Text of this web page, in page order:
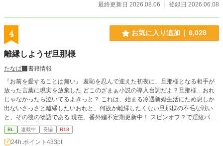
最終更新日 2026.08.06
登録日 2026.06.08
4 お気に入り追加 6,028
離縁しようぜ旦那様
たなぱ
書籍情報
『お前を愛することは無い』 羞恥を忍んで迎えた初夜に、旦那様となる相手が
放った言葉に現実を放棄した どこのざまぁ小説の導入台詞だよ？旦那様…おれ
じゃなかったら泣いてるよきっと？ これは、始まる冷遇新婚生活にため息しか
出ないさっさと離縁したいおれと、何故か離縁したくない旦那様の不毛な戦い
と、その後の物語である 現在、番外編不定期更新中！ スピンオフ？で淫紋パワ
ーを生み出したネズミくん達のお話も短編でありますので、そちらもよろしくお
願いします
BL 連載中 長編 R18
24h.ポイント 433pt